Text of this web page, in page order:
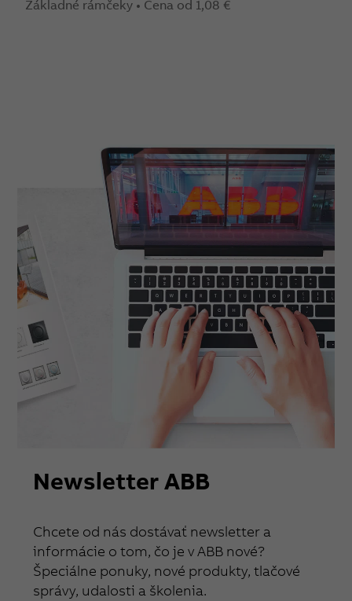
Základné rámčeky • Cena od 1,08 €
Newsletter ABB
Chcete od nás dostávať newsletter a
informácie o tom, čo je v ABB nové?
Špeciálne ponuky, nové produkty, tlačové
správy, udalosti a školenia.